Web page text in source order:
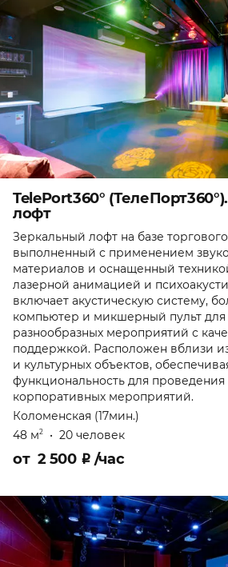
TelePort360°
лофт
Зеркальный лофт на базе
выполненный с применением
материалов и оснащенный
лазерной анимацией и
включает акустическую систему,
компьютер и микшерный пульт
разнообразных мероприятий с
поддержкой. Расположен вблизи
и культурных объектов,
функциональность для
корпоративных мероприятий.
Коломенская (17мин.)
48 м2 • 20 человек
от 2 500 ₽ /час